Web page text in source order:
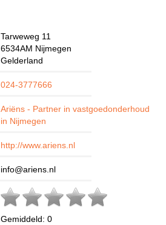
Tarweweg 11
6534AM Nijmegen
Gelderland
024-3777666
Ariëns - Partner in vastgoedonderhoud
in Nijmegen
http://www.ariens.nl
info@ariens.nl
Gemiddeld: 0